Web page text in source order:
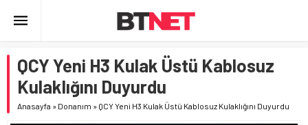
QCY Yeni H3 Kulak Üstü Kablosuz
Kulaklığını Duyurdu
Anasayfa » Donanım » QCY Yeni H3 Kulak Üstü Kablosuz Kulaklığını Duyurdu